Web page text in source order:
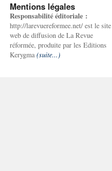
Mentions légales
Responsabilité éditoriale :
http://larevuereformee.net/ est le site
web de diffusion de La Revue
réformée, produite par les Editions
Kerygma (suite...)